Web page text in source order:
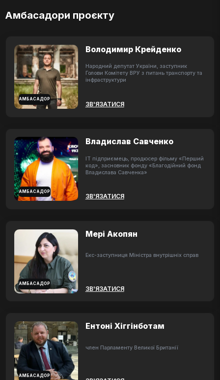
Амбасадори проєкту
АМБАСАДОР
Володимир Крейденко
Народний депутат України, заступник
Голови Комітету ВРУ з питань транспорту та
інфраструктури
ЗВ'ЯЗАТИСЯ
АМБАСАДОР
Владислав Савченко
ІТ підприємець, продюсер фільму «Перший
код», засновник фонду «Благодійний фонд
Владислава Савченка»
ЗВ'ЯЗАТИСЯ
АМБАСАДОР
Мері Акопян
Екс-заступниця Міністра внутрішніх справ
ЗВ'ЯЗАТИСЯ
АМБАСАДОР
Ентоні Хіггінботам
член Парламенту Великої Британії